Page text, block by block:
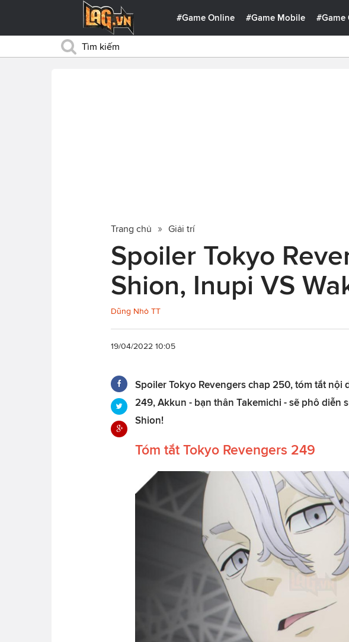
#Game Online #Game Mobile #Game
Trang chủ Giải trí
Spoiler Tokyo
Shion, Inupi VS
Dũng Nhỏ TT
19/04/2022 10:05
Spoiler Tokyo Revengers chap 250, tóm tắt nội
249, Akkun - bạn thân Takemichi - sẽ phô diễn
Shion!
Tóm tắt Tokyo Revengers 249